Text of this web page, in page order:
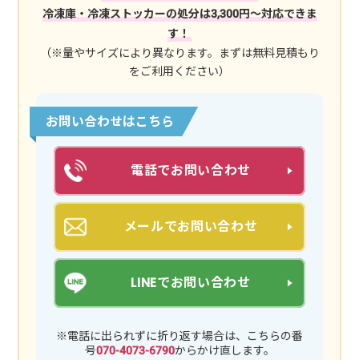
冷凍庫・冷凍ストッカーの処分は3,300円～対応できま
す！
（※量やサイズにより異なります。まずは無料見積もり
をご利用ください）
お問い合わせはこちら
電話でお問い合わせ
メールでお問い合わせ
LINEでお問い合わせ
※電話に出られずに折り返す場合は、こちらの番
号070-4073-6790からかけ直します。